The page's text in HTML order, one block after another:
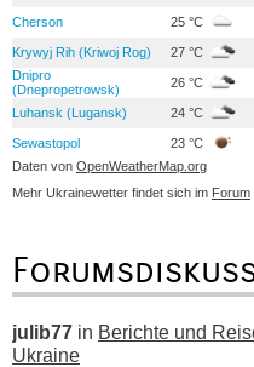
Cherson 25 °C
Krywyj Rih (Kriwoj Rog) 27 °C
Dnipro
(Dnepropetrowsk)
26 °C
Luhansk (Lugansk) 24 °C
Sewastopol 23 °C
Daten von OpenWeatherMap.org
Mehr Ukrainewetter findet sich im Forum
julib77 in Berichte und
Ukraine